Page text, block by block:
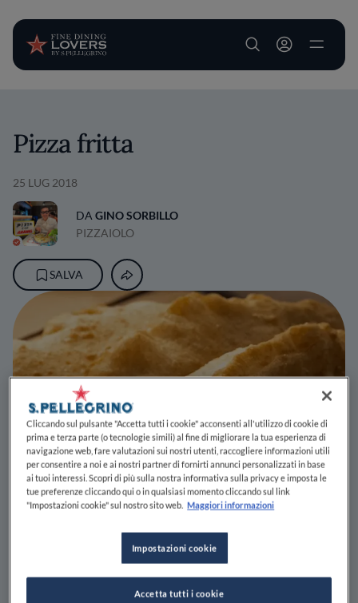
User account
Pizza fritta
25 LUG 2018
DA GINO SORBILLO
PIZZAIOLO
SALVA
Cliccando sul pulsante "Accetta tutti i cookie" acconsenti all'utilizzo di cookie di
prima e terza parte (o tecnologie simili) al fine di migliorare la tua esperienza di
navigazione web, fare valutazioni sui nostri utenti, raccogliere informazioni utili
per consentire a noi e ai nostri partner di fornirti annunci personalizzati in base
ai tuoi interessi. Scopri di più sulla nostra informativa sulla privacy e imposta le
tue preferenze cliccando qui o in qualsiasi momento cliccando sul link
"Impostazioni cookie" sul nostro sito web. Maggiori informazioni
Impostazioni cookie
Accetta tutti i cookie